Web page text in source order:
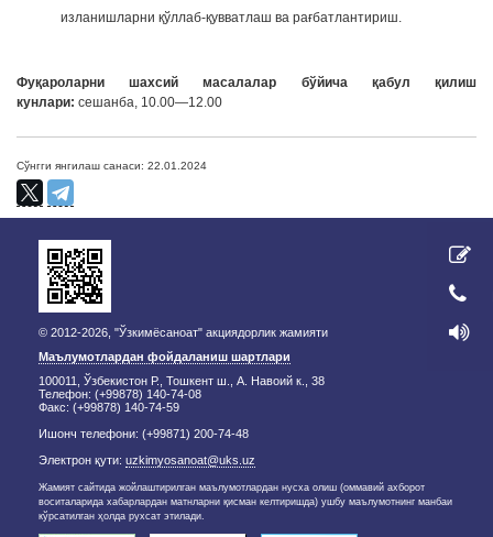
изланишларни қўллаб-қувватлаш ва рағбатлантириш.
Фуқароларни шахсий масалалар бўйича қабул қилиш
кунлари: сешанба, 10.00—12.00
Сўнгги янгилаш санаси: 22.01.2024
© 2012-2026, "Ўзкимёсаноат" акциядорлик жамияти
Маълумотлардан фойдаланиш шартлари
100011, Ўзбекистон Р., Тошкент ш., А. Навоий к., 38
Телефон: (+99878) 140-74-08
Факс: (+99878) 140-74-59
Ишонч телефони: (+99871) 200-74-48
Электрон қути: uzkimyosanoat@uks.uz
Жамият сайтида жойлаштирилган маълумотлардан нусха олиш (оммавий ахборот
воситаларида хабарлардан матнларни қисман келтиришда) ушбу маълумотнинг манбаи
кўрсатилган ҳолда рухсат этилади.